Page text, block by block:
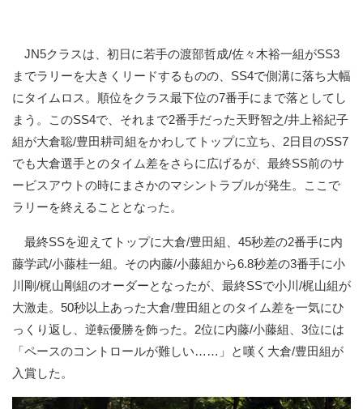
JN5クラスは、初日に若手の渡部哲成/佐々木裕一組がSS3
までラリーを大きくリードするものの、SS4で側溝に落ち大幅
にタイムロス。順位をクラス最下位の7番手にまで落としてし
まう。このSS4で、それまで2番手だった天野智之/井上裕紀子
組が大倉聡/豊田耕司組をかわしてトップに立ち、2日目のSS7
でも大倉選手とのタイム差をさらに広げるが、最終SS前のサ
ービスアウトの時にまさかのマシントラブルが発生。ここで
ラリーを終えることとなった。
最終SSを迎えてトップに大倉/豊田組、45秒差の2番手に内
藤学武/小藤桂一組。その内藤/小藤組から6.8秒差の3番手に小
川剛/梶山剛組のオーダーとなったが、最終SSで小川/梶山組が
大激走。50秒以上あった大倉/豊田組とのタイム差を一気にひ
っくり返し、逆転優勝を飾った。2位に内藤/小藤組、3位には
「ペースのコントロールが難しい……」と嘆く大倉/豊田組が
入賞した。